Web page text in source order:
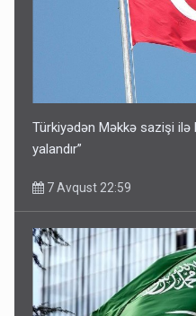
Türkiyədən Məkkə sazişi ilə
yalandır”
7 Avqust 22:59